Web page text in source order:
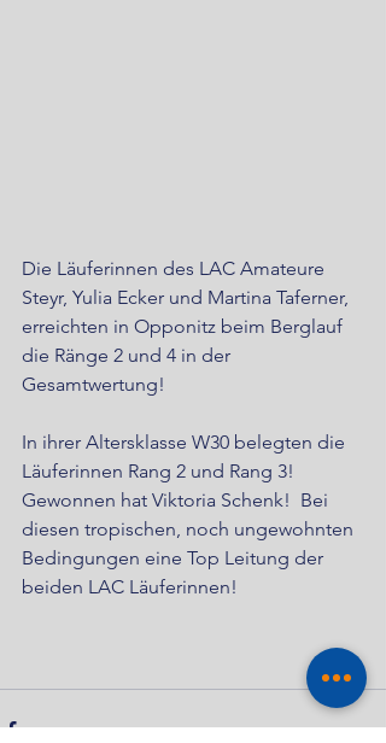
Die Läuferinnen des LAC Amateure
Steyr, Yulia Ecker und Martina Taferner,
erreichten in Opponitz beim Berglauf
die Ränge 2 und 4 in der
Gesamtwertung!
In ihrer Altersklasse W30 belegten die
Läuferinnen Rang 2 und Rang 3!
Gewonnen hat Viktoria Schenk!  Bei
diesen tropischen, noch ungewohnten
Bedingungen eine Top Leitung der
beiden LAC Läuferinnen!